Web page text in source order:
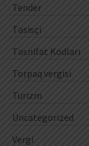
Tender
Təsisçi
Təsnifat Kodları
Torpaq vergisi
Turizm
Uncategorized
Vergi